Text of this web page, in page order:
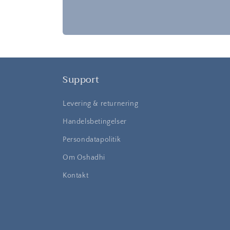
Support
Levering & returnering
Handelsbetingelser
Persondatapolitik
Om Oshadhi
Kontakt